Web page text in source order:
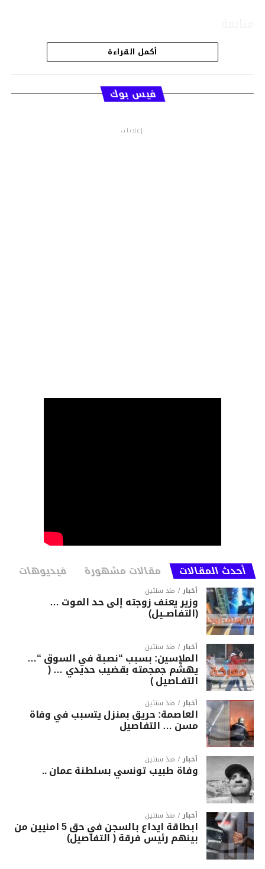
قسم الاخبار
أكمل القراءة
فيس بوك
إعلانات
أحدث المقالات مقالات مشهورة فيديوهات
أخبار منذ سنتين
وزير يعنف زوجته إلى حد الموت …
(التفاصــيل)
أخبار منذ سنتين
الملاسين: بسبب “نصبة في السوق “…
يهشّم جمجمته بقضيب حديدي … (
التفـاصيل )
أخبار منذ سنتين
العاصمة: حريق بمنزل يتسبب في وفاة
مسن … التفاصيل
أخبار منذ سنتين
وفاة طبيب تونسي بسلطنة عمان ..
أخبار منذ سنتين
ابطاقة ايداع بالسجن في حق 5 امنيين من
بينهم رئيس فرقة ( التفاصيل)